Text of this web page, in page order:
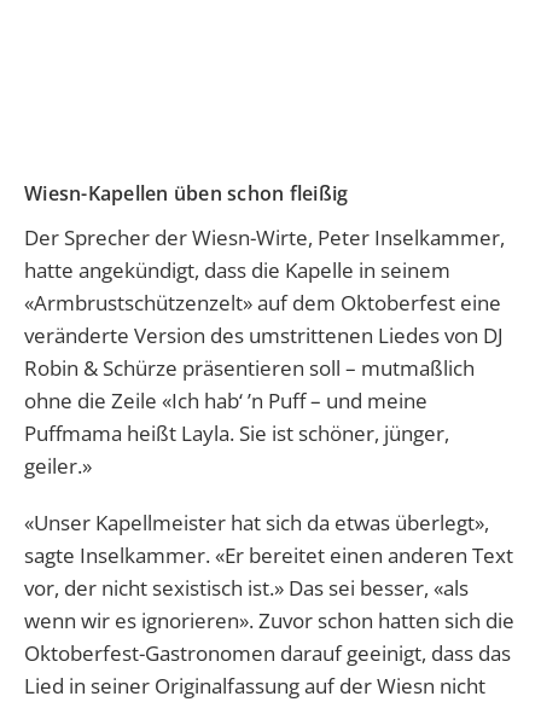
Wiesn-Kapellen üben schon fleißig
Der Sprecher der Wiesn-Wirte, Peter Inselkammer,
hatte angekündigt, dass die Kapelle in seinem
«Armbrustschützenzelt» auf dem Oktoberfest eine
veränderte Version des umstrittenen Liedes von DJ
Robin & Schürze präsentieren soll – mutmaßlich
ohne die Zeile «Ich hab‘ ’n Puff – und meine
Puffmama heißt Layla. Sie ist schöner, jünger,
geiler.»
«Unser Kapellmeister hat sich da etwas überlegt»,
sagte Inselkammer. «Er bereitet einen anderen Text
vor, der nicht sexistisch ist.» Das sei besser, «als
wenn wir es ignorieren». Zuvor schon hatten sich die
Oktoberfest-Gastronomen darauf geeinigt, dass das
Lied in seiner Originalfassung auf der Wiesn nicht